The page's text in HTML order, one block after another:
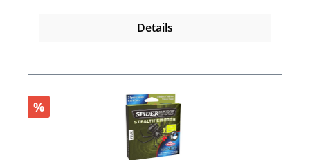
Details
Rabatt
%